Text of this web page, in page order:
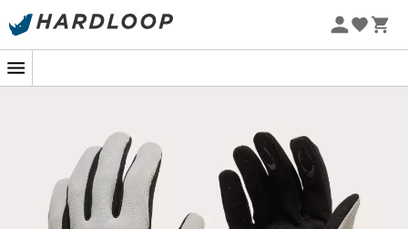
Zomeraanbiedingen 🔥 -5% EXTRA vanaf 2 producten* met